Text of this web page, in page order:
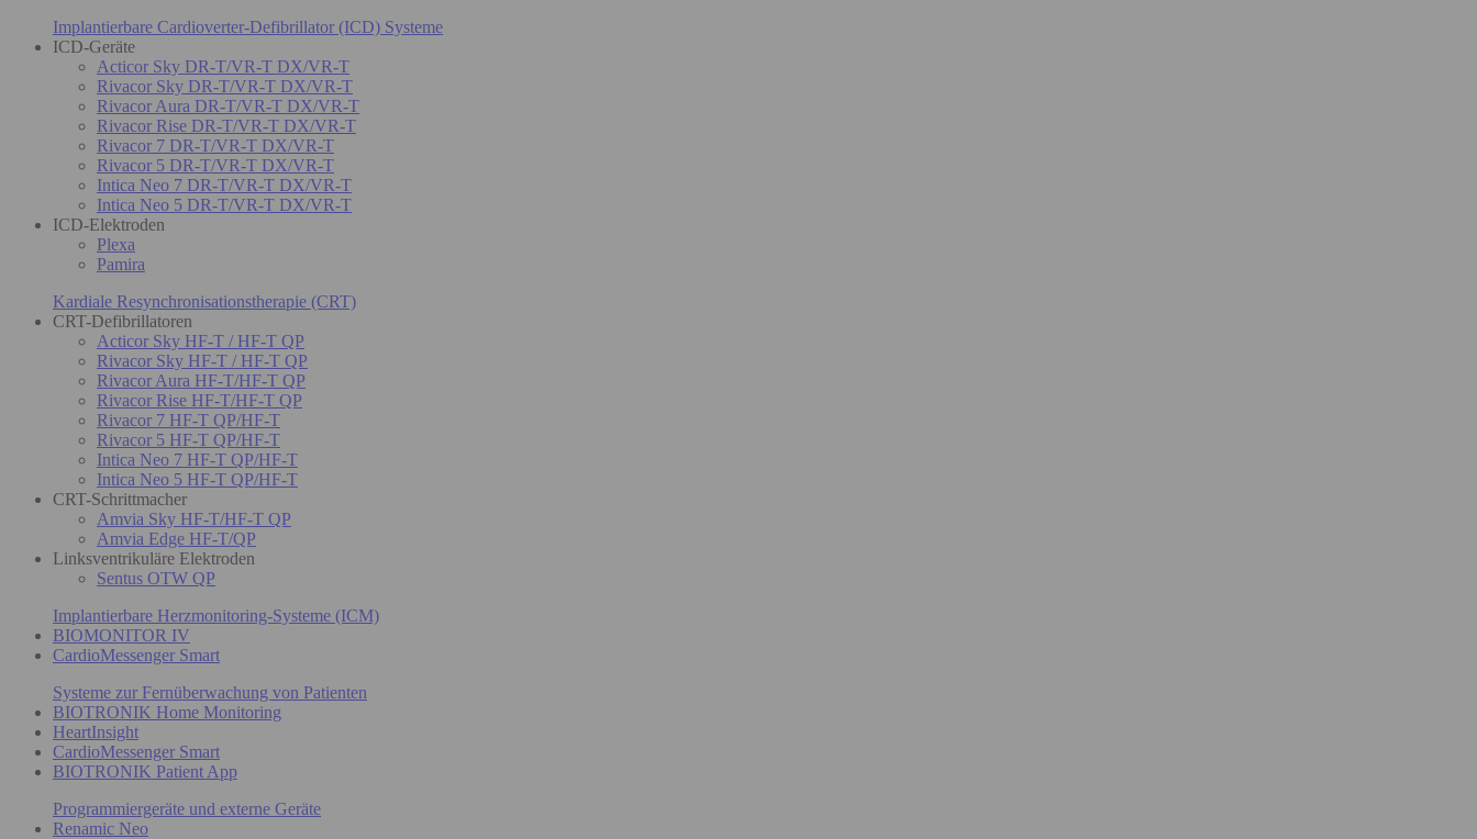
Implantierbare Cardioverter-Defibrillator (ICD) Systeme
ICD-Geräte
Acticor Sky DR-T/VR-T DX/VR-T
Rivacor Sky DR-T/VR-T DX/VR-T
Rivacor Aura DR-T/VR-T DX/VR-T
Rivacor Rise DR-T/VR-T DX/VR-T
Rivacor 7 DR-T/VR-T DX/VR-T
Rivacor 5 DR-T/VR-T DX/VR-T
Intica Neo 7 DR-T/VR-T DX/VR-T
Intica Neo 5 DR-T/VR-T DX/VR-T
ICD-Elektroden
Plexa
Pamira
Kardiale Resynchronisationstherapie (CRT)
CRT-Defibrillatoren
Acticor Sky HF-T / HF-T QP
Rivacor Sky HF-T / HF-T QP
Rivacor Aura HF-T/HF-T QP
Rivacor Rise HF-T/HF-T QP
Rivacor 7 HF-T QP/HF-T
Rivacor 5 HF-T QP/HF-T
Intica Neo 7 HF-T QP/HF-T
Intica Neo 5 HF-T QP/HF-T
CRT-Schrittmacher
Amvia Sky HF-T/HF-T QP
Amvia Edge HF-T/QP
Linksventrikuläre Elektroden
Sentus OTW QP
Implantierbare Herzmonitoring-Systeme (ICM)
BIOMONITOR IV
CardioMessenger Smart
Systeme zur Fernüberwachung von Patienten
BIOTRONIK Home Monitoring
HeartInsight
CardioMessenger Smart
BIOTRONIK Patient App
Programmiergeräte und externe Geräte
Renamic Neo